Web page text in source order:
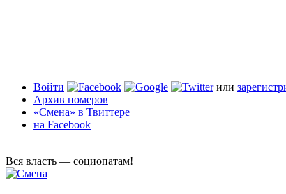
Войти или
Архив номеров
«Смена» в Твиттере
на Facebook
Вся власть — социопатам!